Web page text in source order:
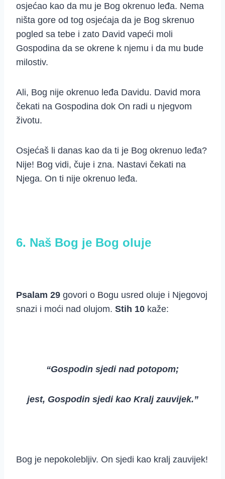
osjećao kao da mu je Bog okrenuo leđa. Nema
ništa gore od tog osjećaja da je Bog skrenuo
pogled sa tebe i zato David vapeći moli
Gospodina da se okrene k njemu i da mu bude
milostiv.
Ali, Bog nije okrenuo leđa Davidu. David mora
čekati na Gospodina dok On radi u njegvom
životu.
Osjećaš li danas kao da ti je Bog okrenuo leđa?
Nije! Bog vidi, čuje i zna. Nastavi čekati na
Njega. On ti nije okrenuo leđa.
6. Naš Bog je Bog oluje
Psalam 29 govori o Bogu usred oluje i Njegovoj
snazi i moći nad olujom. Stih 10 kaže:
“Gospodin sjedi nad potopom;
jest, Gospodin sjedi kao Kralj zauvijek.”
Bog je nepokolebljiv. On sjedi kao kralj zauvijek!